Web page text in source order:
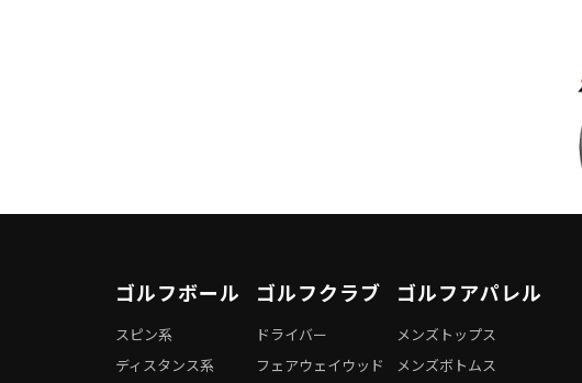
ゴルフボール
スピン系
ディスタンス系
ゴルフクラブ
ドライバー
フェアウェイウッド
ゴルフアパレル
メンズトップス
メンズボトムス